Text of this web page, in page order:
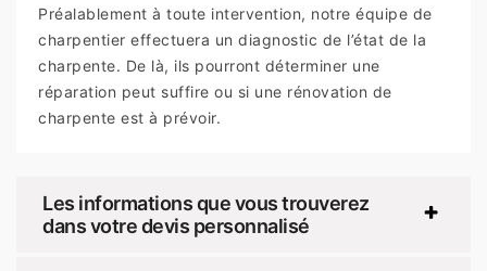
Préalablement à toute intervention, notre équipe de
charpentier effectuera un diagnostic de l’état de la
charpente. De là, ils pourront déterminer une
réparation peut suffire ou si une rénovation de
charpente est à prévoir.
Les informations que vous trouverez
dans votre devis personnalisé